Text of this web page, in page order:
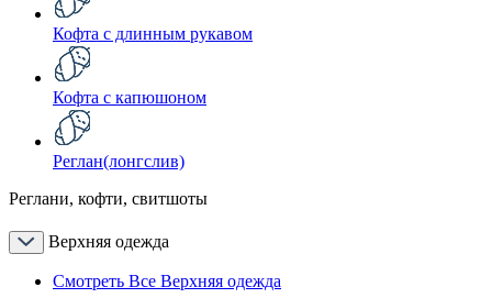
Кофта с длинным рукавом
Кофта с капюшоном
Реглан(лонгслив)
Реглани, кофти, свитшоты
Верхняя одежда
Смотреть Все Верхняя одежда